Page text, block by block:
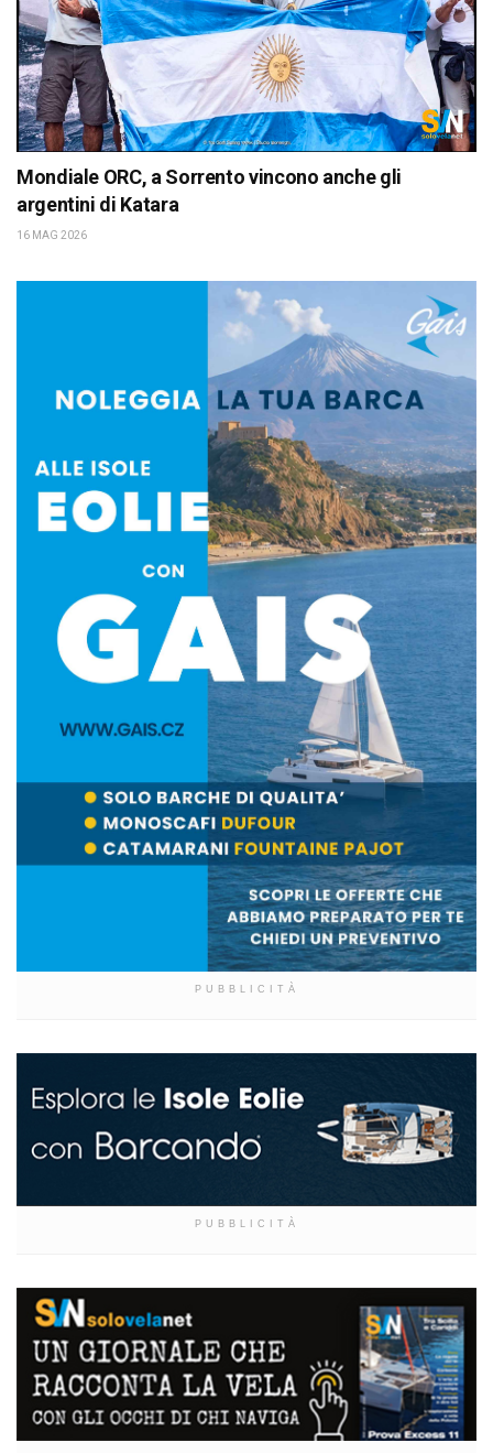
Mondiale ORC, a Sorrento vincono anche gli
argentini di Katara
16 MAG 2026
PUBBLICITÀ
PUBBLICITÀ